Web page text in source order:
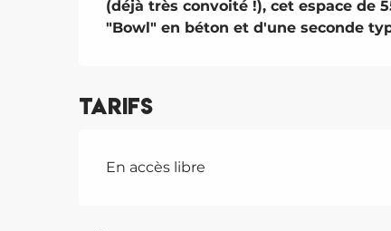
(déjà très convoité !), cet espace de
"Bowl" en béton et d'une seconde
Tarifs
En accès libre